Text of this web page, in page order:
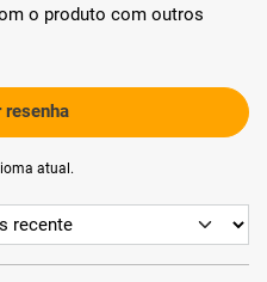
o produto com outros
resenha
atual.